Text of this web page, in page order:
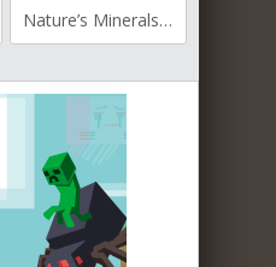
Nature’s Minerals для Майнкрафт [1.19.4, 1.19.3, 1.18.2]